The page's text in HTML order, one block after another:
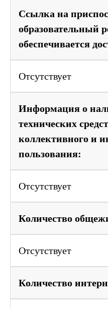
Ссылка на
образовательный
обеспечивается
Отсутствует
Информация о
технических
коллективного и
пользования:
Отсутствует
Количество
Отсутствует
Количество